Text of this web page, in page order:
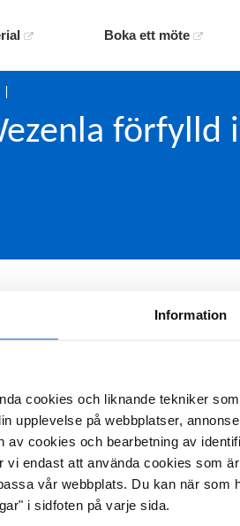
Information
cookies och liknande tekniker
upplevelse på webbplatser,
av cookies och bearbetning av
vi endast att använda cookies som
vår webbplats. Du kan när
i sidfoten på varje sida.
Boka ett möte
förfylld
med Wezenla
produktresumé och